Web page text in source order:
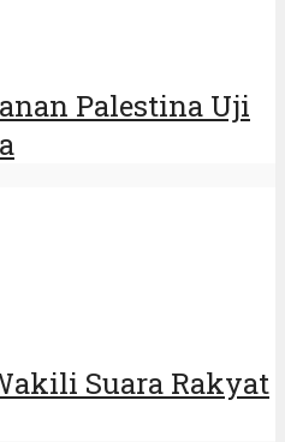
Palestina Uji
Suara Rakyat